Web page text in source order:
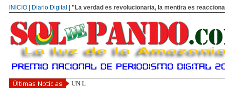
INICIO | Diario Digital | "La verdad es revolucionaria, la mentira es
UN LIBERTARIO LLAMADO EL TURI TORRICO